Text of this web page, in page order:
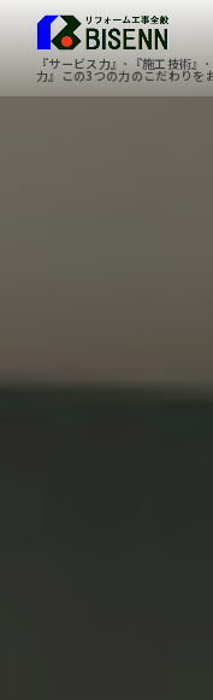
『サービス力』･『施工技術』
力』この3つの力のこだわりを